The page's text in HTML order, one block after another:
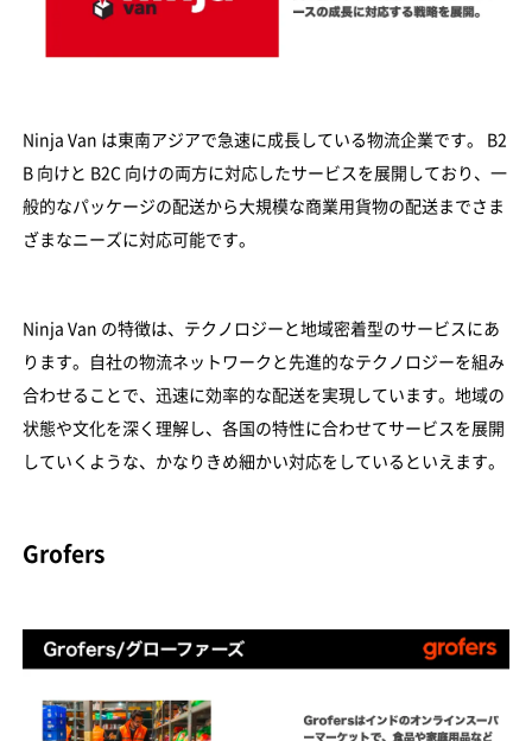
Ninja Van は東南アジアで急速に成長している物流企業です。 B2
B 向けと B2C 向けの両方に対応したサービスを展開しており、一
般的なパッケージの配送から大規模な商業用貨物の配送までさま
ざまなニーズに対応可能です。
Ninja Van の特徴は、テクノロジーと地域密着型のサービスにあ
ります。自社の物流ネットワークと先進的なテクノロジーを組み
合わせることで、迅速に効率的な配送を実現しています。地域の
状態や文化を深く理解し、各国の特性に合わせてサービスを展開
していくような、かなりきめ細かい対応をしているといえます。
Grofers